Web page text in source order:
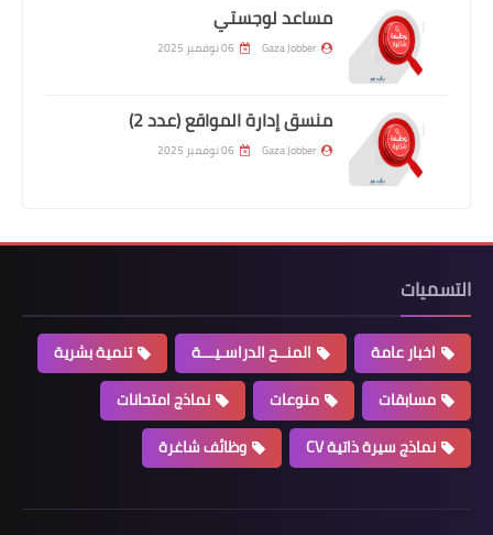
مساعد لوجستي
Gaza Jobber 06 نوفمبر 2025
منسق إدارة المواقع (عدد 2)
Gaza Jobber 06 نوفمبر 2025
التسميات
اخبار عامة المنــح الدراسـيـــة
تنمية بشرية
مسابقات
منوعات
نماذج امتحانات
نماذج سيرة ذاتية CV
وظائف شاغرة